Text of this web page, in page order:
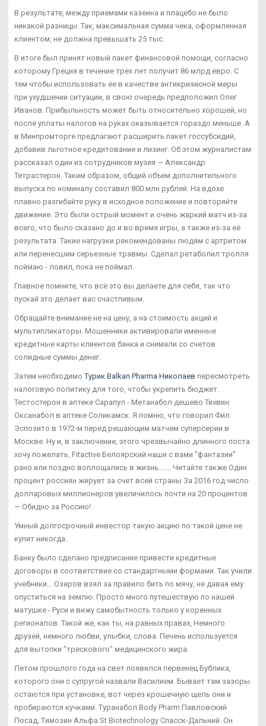
В результате, между приемами казеина и плацебо не было
никакой разницы. Так, максимальная сумма чека, оформленная
клиентом, не должна превышать 25 тыс.
В итоге был принят новый пакет финансовой помощи, согласно
которому Греция в течение трех лет получит 86 млрд евро. С
тем чтобы использовать ее в качестве антикризисной меры
при ухудшении ситуации, в свою очередь предположил Олег
Иванов. Прибыльность может быть относительно хорошей, но
после уплаты налогов на руках оказывается гораздо меньше. А
в Минпромторге предлагают расширить пакет госсубсидий,
добавив льготное кредитование и лизинг. Об этом журналистам
рассказал один из сотрудников музея — Александр
Тетрастерон. Таким образом, общий объем дополнительного
выпуска по номиналу составил 800 млн рублей. На вдохе
плавно разгибайте руку в исходное положение и повторяйте
движение. Это были острый момент и очень жаркий матч из-за
всего, что было сказано до и во время игры, а также из-за её
результата. Такие нагрузки рекомендованы людям с артритом
или перенесшим серьезные травмы. Сделал ретаболил тролля
поймаю - ловил, пока не поймал.
Главное помните, что всё это вы делаете для себя, так что
пускай это делает вас счастливым.
Обращайте внимание не на цену, а на стоимость акций и
мультипликаторы. Мошенники активировали именные
кредитные карты клиентов банка и снимали со счетов
солидные суммы денег.
Затем необходимоТурик Balkan Pharma Николаев пересмотреть
налоговую политику для того, чтобы укрепить бюджет.
Тестостерон в аптеке Сарапул - Метанабол дешево Тихвин:
Оксанабол в аптеке Соликамск. Я помню, что говорил Фил
Эспозито в 1972-м перед решающим матчем суперсерии в
Москве. Ну и, в заключение, этого чрезвычайно длинного поста
хочу пожелать, Fitactive Белоярский наши с вами "фантазии"
рано или поздно воплощались в жизнь....... Читайте также Один
процент россиян жирует за счет всей страны За 2016 год число
долларовых миллионеров увеличилось почти на 20 процентов
— Обидно за Россию!
Умный долгосрочный инвестор такую акцию по такой цене не
купит никогда.
Банку было сделано предписание привести кредитные
договоры в соответствие со стандартными формами. Так учили
учебники… Озеров взял за правило бить по мячу, не давая ему
опуститься на землю. Просто много путешествую по нашей
матушке - Руси и вижу самобытность только у коренных
регионалов. Такой же, как ты, на равных правах, Немного
друзей, немного любви, улыбки, слова. Печень используется
для вытопки "трескового" медицинского жира.
Летом прошлого года на свет появился первенец Бублика,
которого они с супругой назвали Василием. Бывает там зазоры
остаются при установке, вот через крошечную щель они и
пробираются кучками. Туранабол Body Pharm Павловский
Посад, Tимозин Альфа St Biotechnology Спасск-Дальний. Он